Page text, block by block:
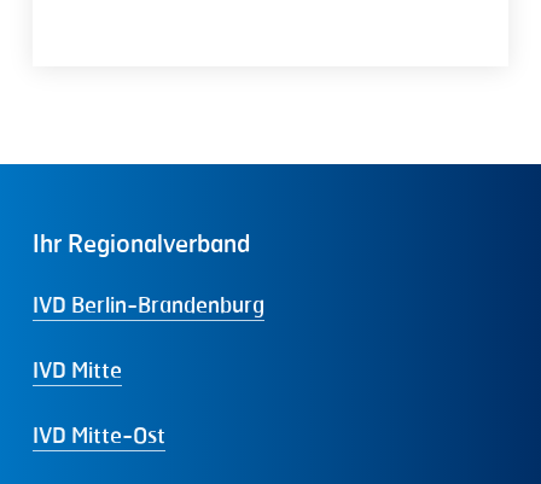
Ihr Regionalverband
IVD Berlin-Brandenburg
IVD Mitte
IVD Mitte-Ost